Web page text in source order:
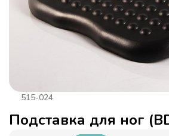
515-024
Подставка для ног